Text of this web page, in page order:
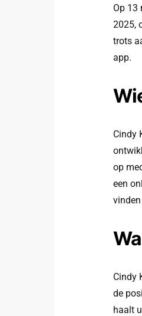
Op 13
2025,
trots
app.
Cindy
op
een
Cindy
de
haalt